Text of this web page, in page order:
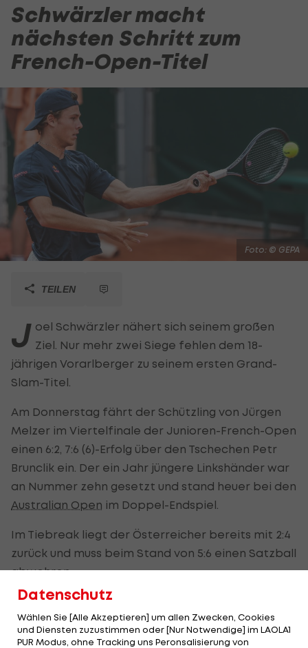
Schwärzler macht
nächsten Schritt zum
French-Open-Titel
Foto: © GEPA
TEILEN
J oel Schwärzler nähert sich seinem großen
Ziel. Nur mehr zwei Siege fehlen dem 18-
jährigen Vorarlberger zu seinem ersten Grand-
Slam-Titel.
Am Donnerstag fährt der Schützling von Jürgen
Melzer im Viertelfinale der Junioren-French-Open
einen 6:2, 7:6 (6)-Erfolg über den Tschechen Petr
Brunclik ein. Der ein Jahr jüngere Linkshänder war
an Nummer zehn gesetzt und stand heuer bei den
Australian Open im Doppel-Endspiel.
Im Tiebreak liegt der Österreicher bereits mit 2:4
zurück und muss beim Stand von 5:6 einen Satzball
abwehren.
Der junge Mann aus dem Ländle trifft nun im
Kampf um einen Platz im Endspiel auf den an fünf
gesetzten US-Amerikaner Kaylan Bigun.
Datenschutz
Wählen Sie [Alle Akzeptieren] um allen Zwecken, Cookies
und Diensten zuzustimmen oder [Nur Notwendige] im LAOLA1
PUR Modus, ohne Tracking uns Peronsalisierung von